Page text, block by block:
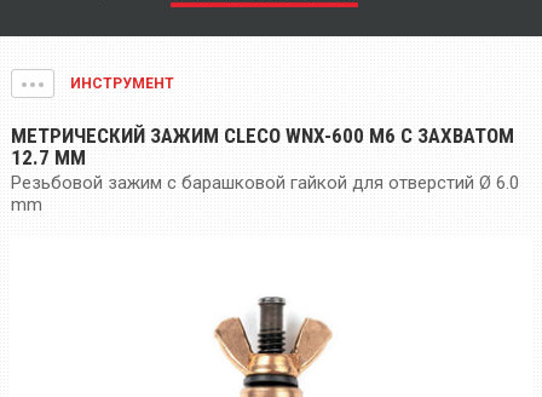
ИНСТРУМЕНТ
МЕТРИЧЕСКИЙ ЗАЖИМ CLECO WNX-600 M6 С ЗАХВАТОМ
12.7 ММ
Резьбовой зажим с барашковой гайкой для отверстий Ø 6.0
mm